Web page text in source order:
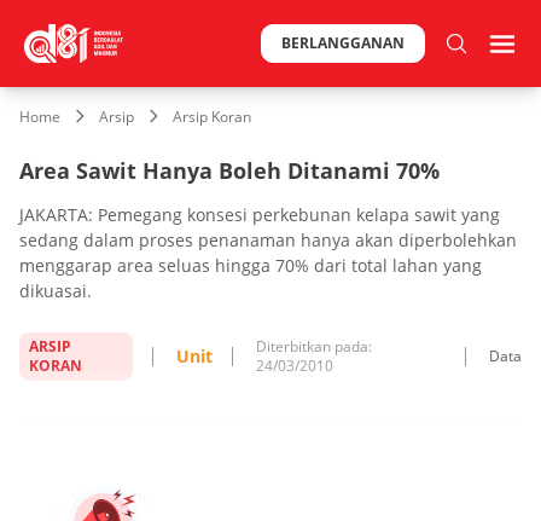
BERLANGGANAN
Home Arsip Arsip Koran
Area Sawit Hanya Boleh Ditanami 70%
JAKARTA: Pemegang konsesi perkebunan kelapa sawit yang
sedang dalam proses penanaman hanya akan diperbolehkan
menggarap area seluas hingga 70% dari total lahan yang
dikuasai.
ARSIP
KORAN
Unit
Diterbitkan pada:
24/03/2010
Data